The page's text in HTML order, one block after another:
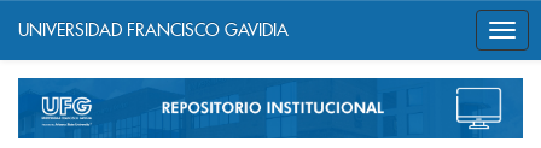
navigation
UNIVERSIDAD FRANCISCO GAVIDIA